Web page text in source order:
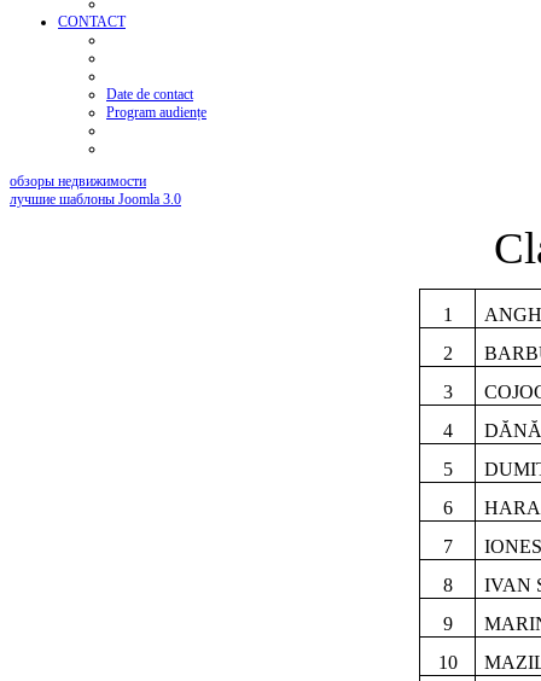
CONTACT
Date de contact
Program audiențe
обзоры недвижимости
лучшие шаблоны Joomla 3.0
1
2
3
4
5
6
7
8
IVAN
9
10